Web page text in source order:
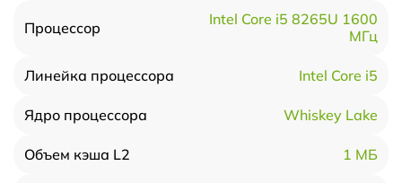
Процессор
Intel Core i5 8265U 1600
МГц
Линейка процессора Intel Core i5
Ядро процессора Whiskey Lake
Объем кэша L2 1 МБ